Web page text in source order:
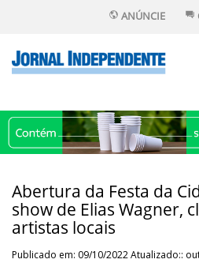
ANÚNCIE
Abertura da Festa da
show de Elias Wagner,
artistas locais
Publicado em: 09/10/2022 Atualizado::